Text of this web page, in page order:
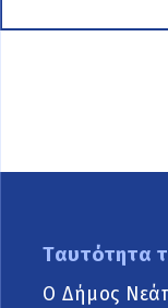
Ταυτότητα
Ο Δήμος